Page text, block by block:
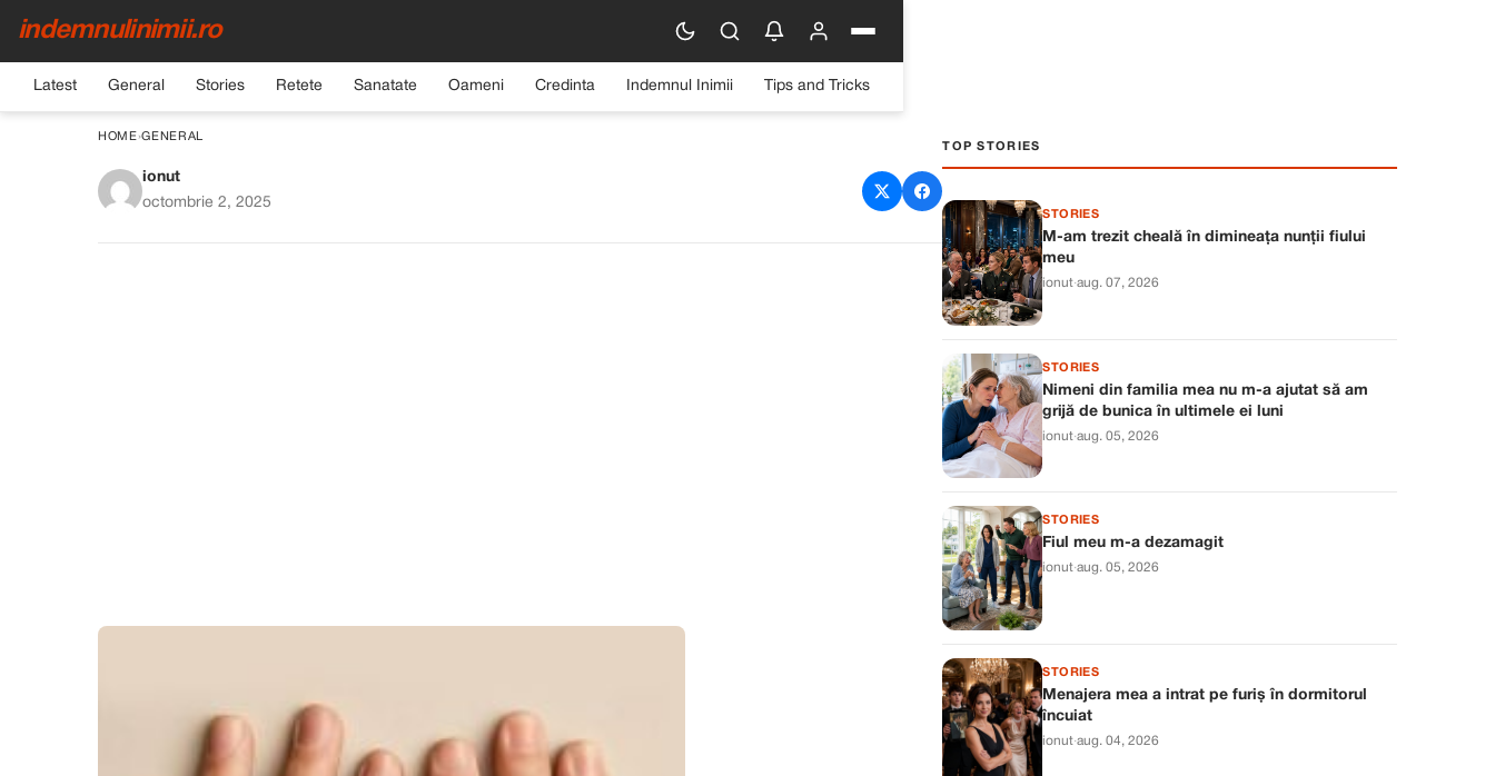
indemnulinimii.ro
Latest General Stories Retete Sanatate Oameni Credinta Indemnul Inimii Tips and Tricks
HOME›GENERAL
Pete pe Mâini
ionut
octombrie 2, 2025
TOP STORIES
STORIES
M-am trezit cheală în dimineața nunții fiului
meu
ionut·aug. 07, 2026
STORIES
Nimeni din familia mea nu m-a ajutat să am
grijă de bunica în ultimele ei luni
ionut·aug. 05, 2026
STORIES
Fiul meu m-a dezamagit
ionut·aug. 05, 2026
STORIES
Menajera mea a intrat pe furiș în dormitorul
încuiat
ionut·aug. 04, 2026